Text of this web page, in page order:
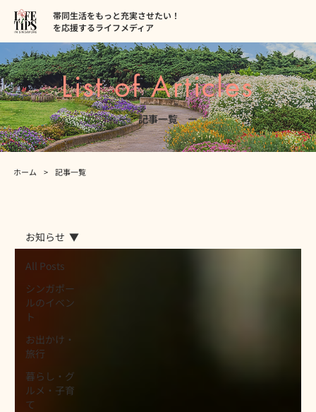
帯同生活をもっと充実させたい！
を応援するライフメディア
List of Articles
ー 記事一覧 ー
ホーム > 記事一覧
All Posts
シンガポー
ルのイベン
ト
お出かけ・
旅行
暮らし・グ
ルメ・子育
て
お知らせ